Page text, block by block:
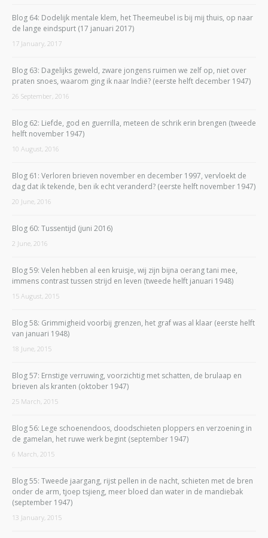
Blog 64: Dodelijk mentale klem, het Theemeubel is bij mij thuis, op naar
de lange eindspurt (17 januari 2017)
17 January, 2017
Blog 63: Dagelijks geweld, zware jongens ruimen we zelf op, niet over
praten snoes, waarom ging ik naar Indië? (eerste helft december 1947)
26 September, 2016
Blog 62: Liefde, god en guerrilla, meteen de schrik erin brengen (tweede
helft november 1947)
10 August, 2016
Blog 61: Verloren brieven november en december 1997, vervloekt de
dag dat ik tekende, ben ik echt veranderd? (eerste helft november 1947)
20 June, 2016
Blog 60: Tussentijd (juni 2016)
2 June, 2016
Blog 59: Velen hebben al een kruisje, wij zijn bijna oerang tani mee,
immens contrast tussen strijd en leven (tweede helft januari 1948)
15 August, 2015
Blog 58: Grimmigheid voorbij grenzen, het graf was al klaar (eerste helft
van januari 1948)
18 June, 2015
Blog 57: Ernstige verruwing, voorzichtig met schatten, de brulaap en
brieven als kranten (oktober 1947)
25 March, 2015
Blog 56: Lege schoenendoos, doodschieten ploppers en verzoening in
de gamelan, het ruwe werk begint (september 1947)
6 March, 2015
Blog 55: Tweede jaargang, rijst pellen in de nacht, schieten met de bren
onder de arm, tjoep tsjieng, meer bloed dan water in de mandiebak
(september 1947)
13 January, 2015